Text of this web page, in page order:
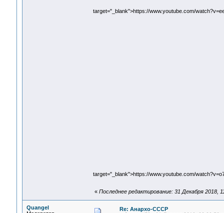
target="_blank">https://www.youtube.com/
target="_blank">https://www.youtube.com/
« Последнее редактирование: 31 Декабря 2018,
Quangel
Re: Анархо-СССР